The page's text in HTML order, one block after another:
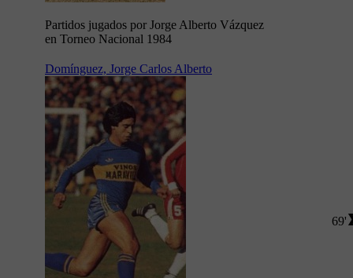
Partidos jugados por Jorge Alberto Vázquez
en Torneo Nacional 1984
Domínguez, Jorge Carlos Alberto
69'